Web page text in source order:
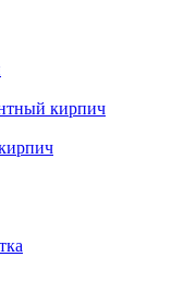
кирпич